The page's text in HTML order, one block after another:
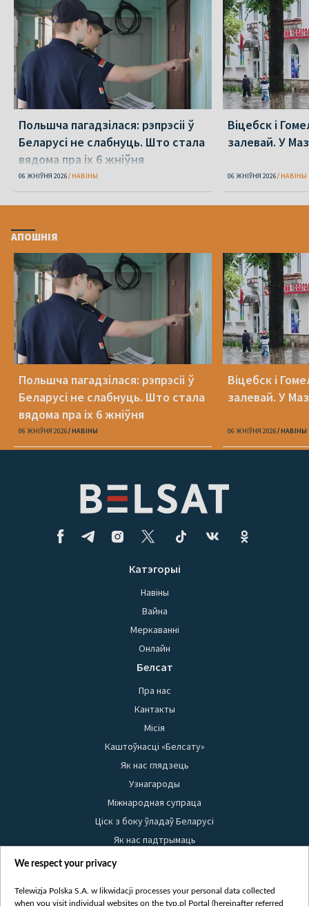
Польшча пагадзілася: рэпрэсіі ў
Беларусі не слабнуць. Што стала
вядома пра іх 6 жніўня
06 ЖНІЎНЯ 2026 НАВІНЫ
Віцебск і
залевай. У
06 ЖНІЎНЯ 2026 НАВІНЫ
АПОШНІЯ
Польшча пагадзілася: рэпрэсіі ў
Беларусі не слабнуць. Што стала
вядома пра іх 6 жніўня
06 ЖНІЎНЯ 2026 НАВІНЫ
Віцебск і
залевай. У
06 ЖНІЎНЯ 2026 НАВІНЫ
Катэгорыі
Навіны
Вайна
Меркаванні
Онлайн
Белсат
Пра нас
Кантакты
Місія
Каштоўнасці «Белсату»
Як нас глядзець
Узнагароды
Міжнародная супраца
Ціск з боку ўладаў Беларусі
Як нас падтрымаць
Правілы выкарыстання матэрыялаў
Бяспека
We respect your privacy
Telewizja Polska S.A. w likwidacji processes your personal data collected
when you visit individual websites on the tvp.pl Portal (hereinafter referred